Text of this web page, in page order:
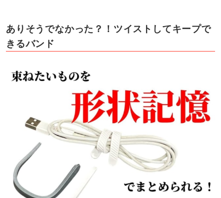
ありそうでなかった？！ツイストしてキープで
きるバンド